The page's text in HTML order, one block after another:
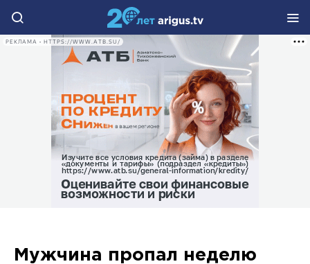
РЕКЛАМА • HTTPS://WWW.ATB.SU/
Мужчина пропал неделю